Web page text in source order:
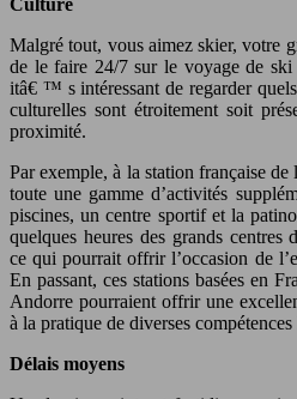
Malgré tout, vous aimez skier, votre
de le faire 24/7 sur le voyage de
itâ€ ™ s intéressant de regarder
culturelles sont étroitement soit
proximité.
Par exemple, à la station française
toute une gamme d’activités
piscines, un centre sportif et la
quelques heures des grands
ce qui pourrait offrir l’occasion de
En passant, ces stations basées en
Andorre pourraient offrir une
à la pratique de diverses
Délais moyens